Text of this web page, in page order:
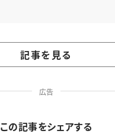
記事を見る
広告
この記事をシェアする